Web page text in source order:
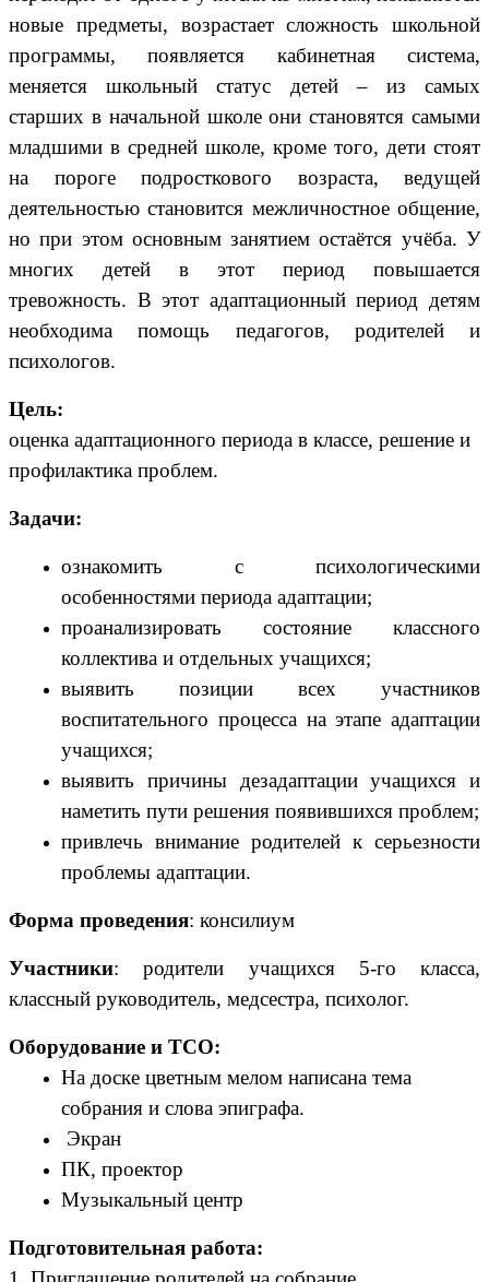
новые предметы, возрастает сложность школьной
программы, появляется кабинетная система,
меняется школьный статус детей – из самых
старших в начальной школе они становятся самыми
младшими в средней школе, кроме того, дети стоят
на пороге подросткового возраста, ведущей
деятельностью становится межличностное общение,
но при этом основным занятием остаётся учёба. У
многих детей в этот период повышается
тревожность. В этот адаптационный период детям
необходима помощь педагогов, родителей и
психологов.
Цель:
оценка адаптационного периода в классе, решение и
профилактика проблем.
Задачи:
ознакомить с психологическими
особенностями периода адаптации;
проанализировать состояние классного
коллектива и отдельных учащихся;
выявить позиции всех участников
воспитательного процесса на этапе адаптации
учащихся;
выявить причины дезадаптации учащихся и
наметить пути решения появившихся проблем;
привлечь внимание родителей к серьезности
проблемы адаптации.
Форма проведения: консилиум
Участники:
родители учащихся 5-го класса,
классный руководитель, медсестра, психолог.
Оборудование и ТСО:
На доске цветным мелом написана тема
собрания и слова эпиграфа.
Экран
ПК, проектор
Музыкальный центр
Подготовительная работа: